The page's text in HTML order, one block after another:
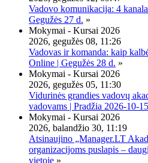
Vadovo komunikacija: 4
Gegužės 27 d. »
Mokymai - Kursai 2026
2026, gegužės 08, 11:26
Vadovas ir komanda: kaip
Online | Gegužės 28 d. »
Mokymai - Kursai 2026
2026, gegužės 05, 11:30
Vidurinės grandies vadovų
vadovams | Pradžia 2026-10-15
Mokymai - Kursai 2026
2026, balandžio 30, 11:19
Atsinaujino „Manager.LT
organizacijoms puslapis –
vietoje »